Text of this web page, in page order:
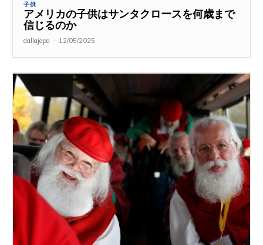
子供
アメリカの子供はサンタクロースを何歳まで
信じるのか
dallajapa - 12/05/2025